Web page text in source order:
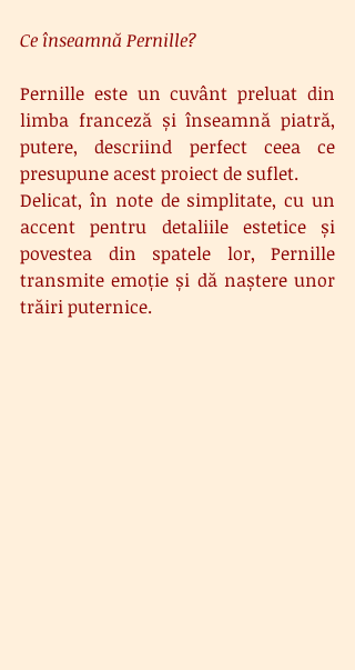
Ce înseamnă Pernille?
Pernille este un cuvânt preluat din
limba franceză și înseamnă piatră,
putere, descriind perfect ceea ce
presupune acest proiect de suflet.
Delicat, în note de simplitate, cu un
accent pentru detaliile estetice și
povestea din spatele lor, Pernille
transmite emoție și dă naștere unor
trăiri puternice.